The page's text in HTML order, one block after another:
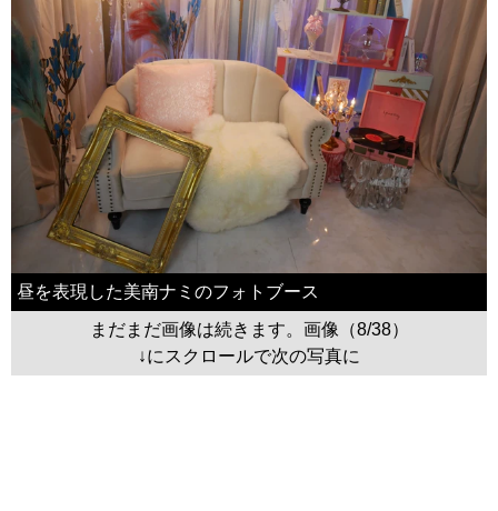
昼を表現した美南ナミのフォトブース
まだまだ画像は続きます。画像（8/38）
↓にスクロールで次の写真に